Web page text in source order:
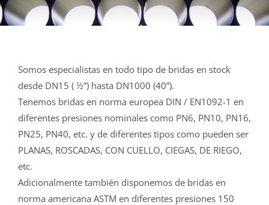
Somos especialistas en todo tipo de bridas en stock
desde DN15 ( ½”) hasta DN1000 (40”).
Tenemos bridas en norma europea DIN / EN1092-1 en
diferentes presiones nominales como PN6, PN10, PN16,
PN25, PN40, etc. y de diferentes tipos como pueden ser
PLANAS, ROSCADAS, CON CUELLO, CIEGAS, DE RIEGO,
etc.
Adicionalmente también disponemos de bridas en
norma americana ASTM en diferentes presiones 150